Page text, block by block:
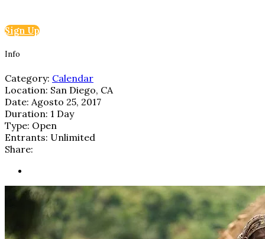
Sign Up
Info
Category: Calendar
Location: San Diego, CA
Date: Agosto 25, 2017
Duration: 1 Day
Type: Open
Entrants: Unlimited
Share: